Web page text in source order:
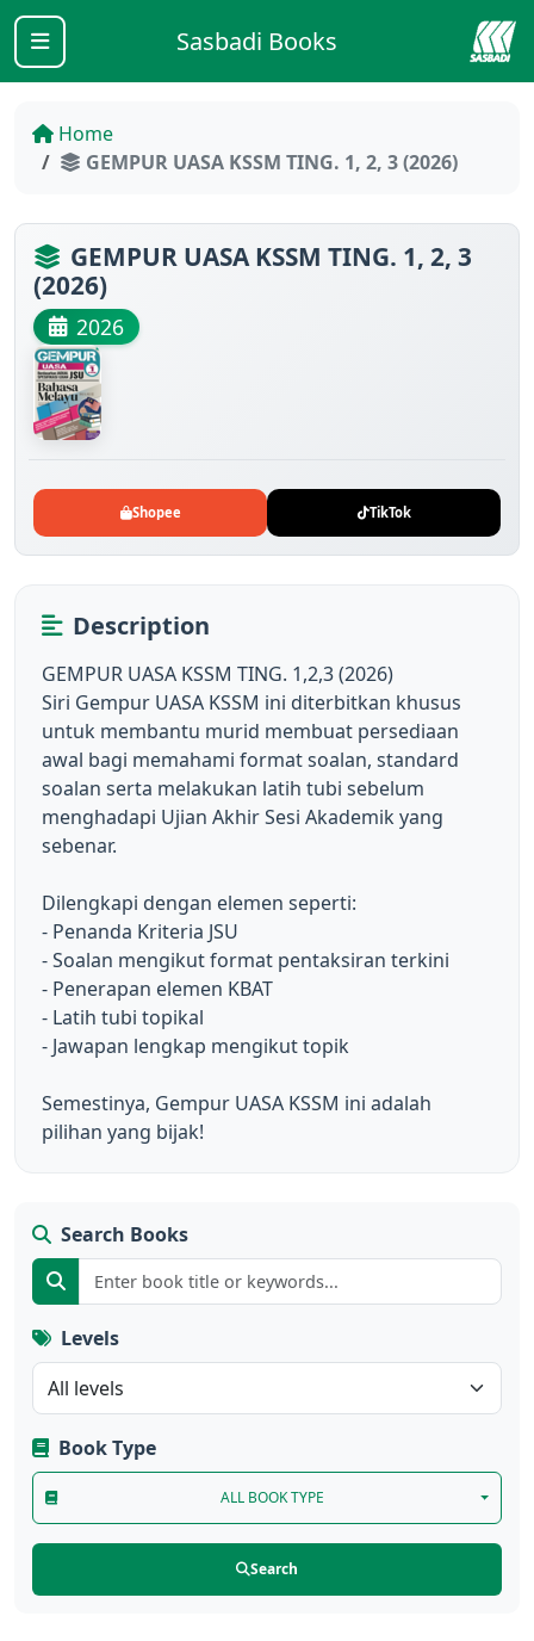
Sasbadi Books
Home
GEMPUR UASA KSSM TING. 1, 2, 3 (2026)
GEMPUR UASA KSSM TING. 1, 2, 3
(2026)
2026
Shopee TikTok
Description
GEMPUR UASA KSSM TING. 1,2,3 (2026)
Siri Gempur UASA KSSM ini diterbitkan khusus
untuk membantu murid membuat persediaan
awal bagi memahami format soalan, standard
soalan serta melakukan latih tubi sebelum
menghadapi Ujian Akhir Sesi Akademik yang
sebenar.
Dilengkapi dengan elemen seperti:
- Penanda Kriteria JSU
- Soalan mengikut format pentaksiran terkini
- Penerapan elemen KBAT
- Latih tubi topikal
- Jawapan lengkap mengikut topik
Semestinya, Gempur UASA KSSM ini adalah
pilihan yang bijak!
Search Books
Levels
Book Type
ALL BOOK TYPE
Search